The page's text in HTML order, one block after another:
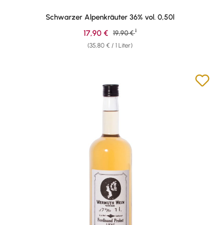
Schwarzer Alpenkräuter 36% vol. 0,50l
(35,80 € / 1 Liter)
Verkaufspreis:
17,90 € Regulärer Preis:
19,90 € 1